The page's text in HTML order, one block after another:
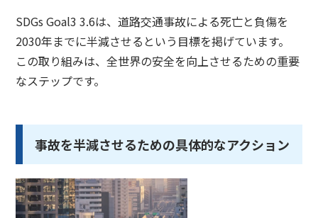
SDGs Goal3 3.6は、道路交通事故による死亡と負傷を
2030年までに半減させるという目標を掲げています。
この取り組みは、全世界の安全を向上させるための重要
なステップです。
事故を半減させるための具体的なアクション